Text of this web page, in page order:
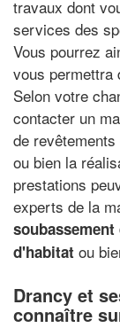
travaux dont
services des
Vous pourrez
vous permettra
Selon votre
contacter un
de
ou bien la
prestations
experts de la
d'habitat ou
Drancy et
connaître